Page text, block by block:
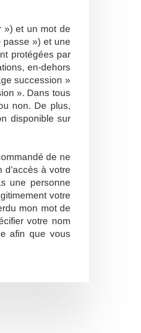
») et un mot de
passe ») et une
protégées par
en-dehors
succession »
». Dans tous
non. De plus,
disponible sur
de ne
à votre
une personne
votre
mon mot de
votre nom
afin que vous